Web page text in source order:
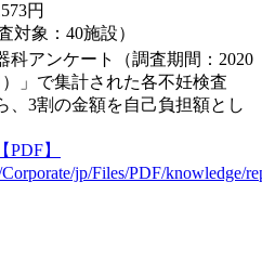
円
対象：40施設）
アンケート（調査期間：2020
」で集計された各不妊検査
、3割の金額を自己負担額とし
】
jp/Files/PDF/knowledge/